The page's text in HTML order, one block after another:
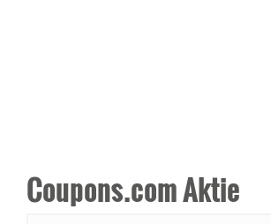
Coupons.com Aktie